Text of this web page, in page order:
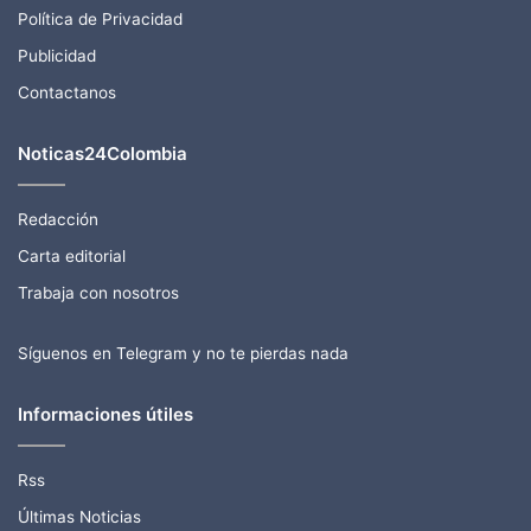
Política de Privacidad
Publicidad
Contactanos
Noticas24Colombia
Redacción
Carta editorial
Trabaja con nosotros
Síguenos en Telegram y no te pierdas nada
Informaciones útiles
Rss
Últimas Noticias